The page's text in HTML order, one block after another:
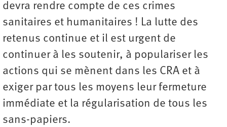
devra rendre compte de ces crimes
sanitaires et humanitaires ! La lutte des
retenus continue et il est urgent de
continuer à les soutenir, à populariser les
actions qui se mènent dans les CRA et à
exiger par tous les moyens leur fermeture
immédiate et la régularisation de tous les
sans-papiers.